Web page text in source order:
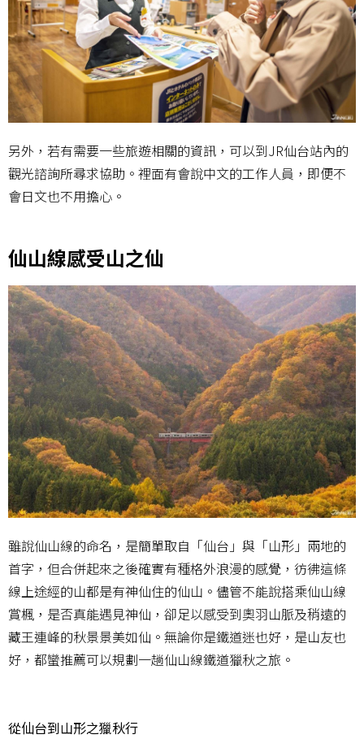
另外，若有需要一些旅遊相關的資訊，可以到JR仙台站內的
觀光諮詢所尋求協助。裡面有會說中文的工作人員，即便不
會日文也不用擔心。
仙山線感受山之仙
雖說仙山線的命名，是簡單取自「仙台」與「山形」兩地的
首字，但合併起來之後確實有種格外浪漫的感覺，彷彿這條
線上途經的山都是有神仙住的仙山。儘管不能說搭乘仙山線
賞楓，是否真能遇見神仙，卻足以感受到奧羽山脈及稍遠的
藏王連峰的秋景景美如仙。無論你是鐵道迷也好，是山友也
好，都蠻推薦可以規劃一趟仙山線鐵道獵秋之旅。
從仙台到山形之獵秋行